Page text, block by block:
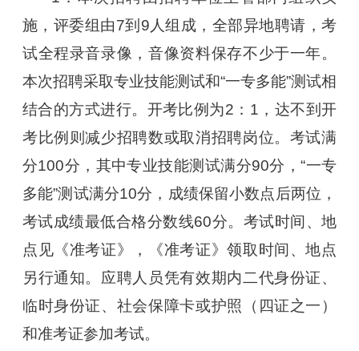
施，评委组由7到9人组成，全部异地聘请，考
试全程录音录像，音像资料保存不少于一年。
本次招聘采取专业技能测试和“一专多能”测试相
结合的方式进行。开考比例为2：1，达不到开
考比例则减少招聘数或取消招聘岗位。考试满
分100分，其中专业技能测试满分90分，“一专
多能”测试满分10分，成绩保留小数点后两位，
考试成绩最低合格分数线60分。考试时间、地
点见《准考证》，《准考证》领取时间、地点
另行通知。应聘人员凭有效期内二代身份证、
临时身份证、社会保障卡或护照（四证之一）
和准考证参加考试。